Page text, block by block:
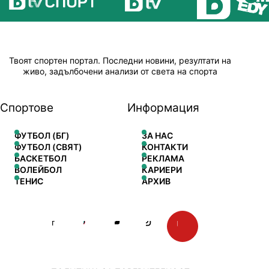
Твоят спортен портал. Последни новини, резултати на
живо, задълбочени анализи от света на спорта
Спортове
ФУТБОЛ (БГ)
ФУТБОЛ (СВЯТ)
БАСКЕТБОЛ
ВОЛЕЙБОЛ
ТЕНИС
Информация
ЗА НАС
КОНТАКТИ
РЕКЛАМА
КАРИЕРИ
АРХИВ